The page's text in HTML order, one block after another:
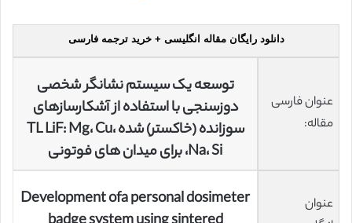
دانلود رایگان مقاله انگلیسی + خرید ترجمه فارسی
عنوان فارسی
مقاله:
توسعه یک سیستم نشانگر شخصی
دوزسنجی با استفاده از آشکارسازهای
سوزانده (خاکستر) شده TL LiF: Mg، Cu،
Na، Si، برای میدان های فوتونی
عنوان
Development ofa personal dosimeter